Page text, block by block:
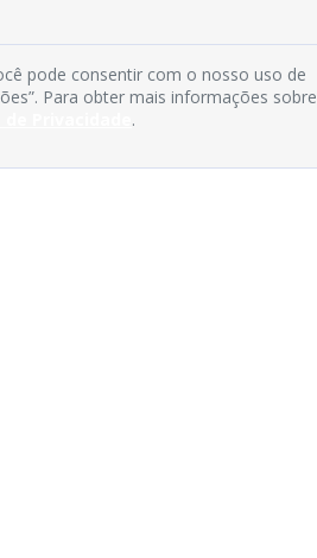
pode consentir com o nosso uso de
Para obter mais informações sobre
.